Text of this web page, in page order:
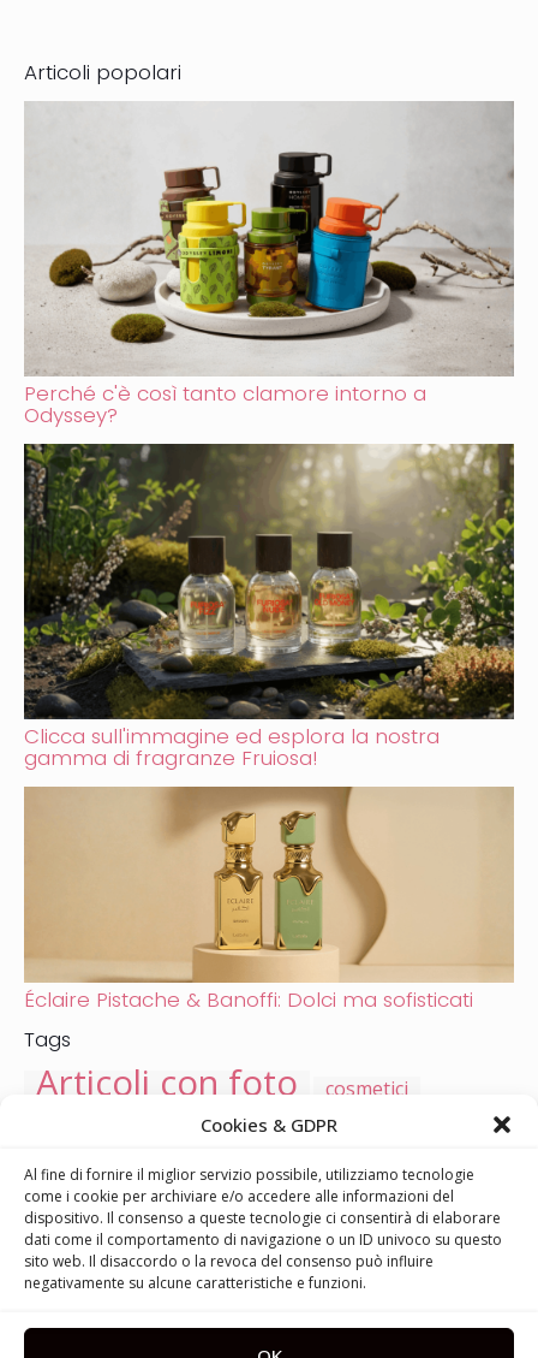
Cookies & GDPR
Al fine di fornire il miglior servizio possibile, utilizziamo tecnologie
come i cookie per archiviare e/o accedere alle informazioni del
dispositivo. Il consenso a queste tecnologie ci consentirà di elaborare
dati come il comportamento di navigazione o un ID univoco su questo
sito web. Il disaccordo o la revoca del consenso può influire
negativamente su alcune caratteristiche e funzioni.
Articoli popolari
Perché c'è così tanto clamore intorno a
Odyssey?
Clicca sull'immagine ed esplora la nostra
gamma di fragranze Fruiosa!
Éclaire Pistache & Banoffi: Dolci ma sofisticati
Tags
Articoli con foto cosmetici
fragranze
profumo
Natale
trucco autunno kneipp novità
tendenze
fragranze
estate cosmetici curativi
bagnetto
jarní vůně
denti collutorio denti
trucco
rasatura e ceretta
protezione UV
cosmetici abbronzanti
piedi
K-beauty cosmetici coreani
cavità orale